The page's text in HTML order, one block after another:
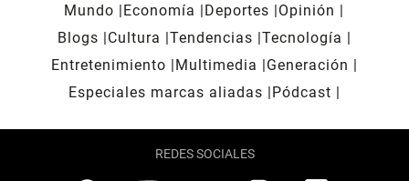
Mundo Economía Deportes
Opinión
Blogs
Cultura Tendencias Tecnología
Entretenimiento
Multimedia
Generación
Especiales marcas aliadas
Pódcast
REDES SOCIALES